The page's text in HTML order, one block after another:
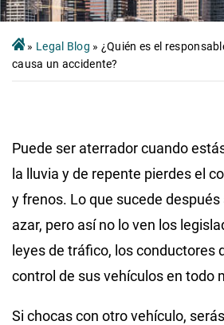
» Legal Blog » ¿Quién es el
causa un accidente?
Puede ser aterrador cuando
la lluvia y de repente pierdes el
y frenos. Lo que sucede después
azar, pero así no lo ven los
leyes de tráfico, los conductores
control de sus vehículos en todo
Si chocas con otro vehículo,